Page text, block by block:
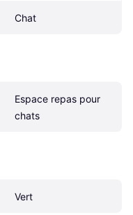
Chat
Espace repas pour
chats
Vert